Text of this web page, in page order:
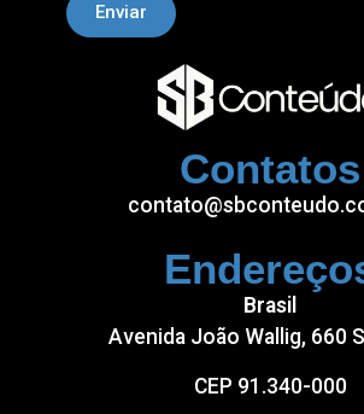
Contatos
Brasil
Avenida João Wallig, 660
CEP 91.340-000
Enviar